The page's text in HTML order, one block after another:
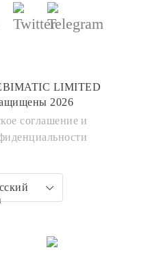
LIMITED
2026
соглашение и